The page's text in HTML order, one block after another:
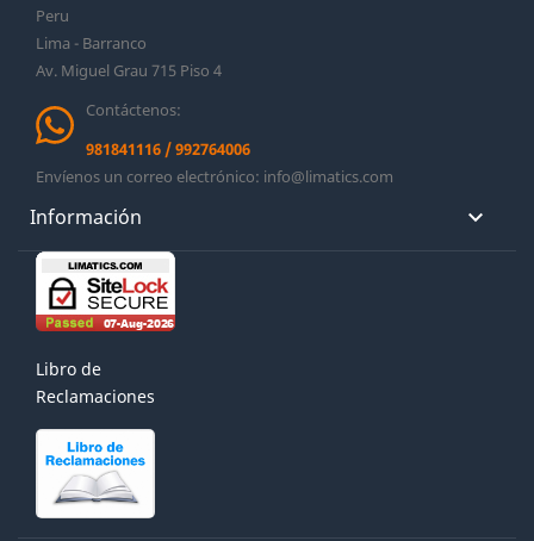
Peru
Lima - Barranco
Av. Miguel Grau 715 Piso 4
Contáctenos:
981841116 /992764006
Envíenos un correo electrónico: info@limatics.com
Información 
Libro de
Reclamaciones